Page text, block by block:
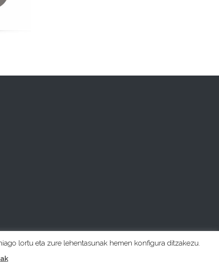
lortu eta zure lehentasunak hemen konfigura ditzakezu.